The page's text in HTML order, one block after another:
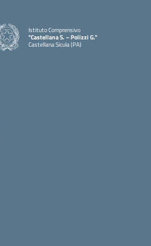
Istituto Comprensivo
"Castellana S. – Polizzi G."
Castellana Sicula (PA)